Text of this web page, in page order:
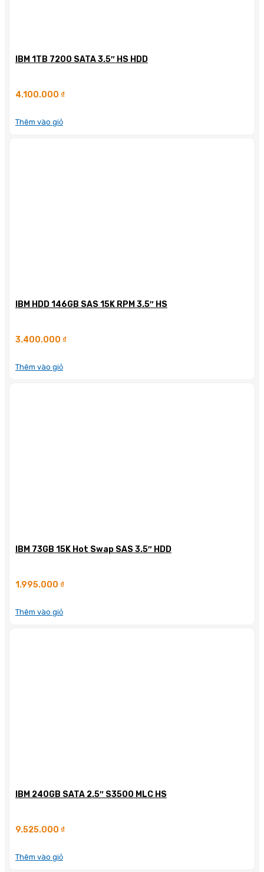
IBM 1TB 7200 SATA 3.5″ HS HDD
4.100.000 ₫
Thêm vào giỏ
IBM HDD 146GB SAS 15K RPM 3.5″ HS
3.400.000 ₫
Thêm vào giỏ
IBM 73GB 15K Hot Swap SAS 3.5″ HDD
1.995.000 ₫
Thêm vào giỏ
IBM 240GB SATA 2.5″ S3500 MLC HS
9.525.000 ₫
Thêm vào giỏ